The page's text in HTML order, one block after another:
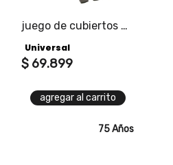
juego de cubiertos de
edición black
Universal
$ 69.899
agregar al carrito
75 Años